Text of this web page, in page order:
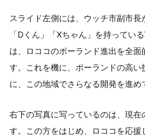
スライド左側には、ウッチ市副市
「Dくん」「Xちゃん」を持ってい
は、ロココのポーランド進出を全面
す。これを機に、ポーランドの高い
に、この地域でさらなる開発を進め
右下の写真に写っているのは、現
す。この方をはじめ、ロココを応